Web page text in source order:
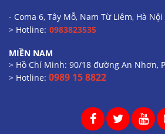
- Coma 6, Tây Mỗ, Nam Từ Liêm, Hà Nội
> Hotline: 0983823535
MIỀN NAM
> Hồ Chí Minh: 90/18 đường An Nhơn,
> Hotline: 0989 15 8822